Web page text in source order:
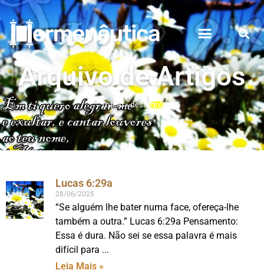
Arquivo de Artigos
Início»desaforo
Lucas 6:29a
28/06/2025
“Se alguém lhe bater numa face, ofereça-lhe
também a outra.” Lucas 6:29a Pensamento:
Essa é dura. Não sei se essa palavra é mais
difícil para
Leia Mais »